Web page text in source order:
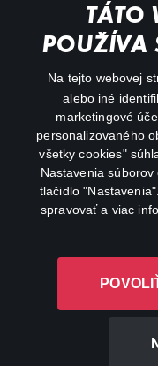
TÁTO
POUŽÍVA
Na tejto webovej
alebo iné
marketingové
personalizovaného
všetky cookies"
Nastavenia
tlačidlo
spravovať a viac
My profile
Important links
Canal+ Luxembourg S. à